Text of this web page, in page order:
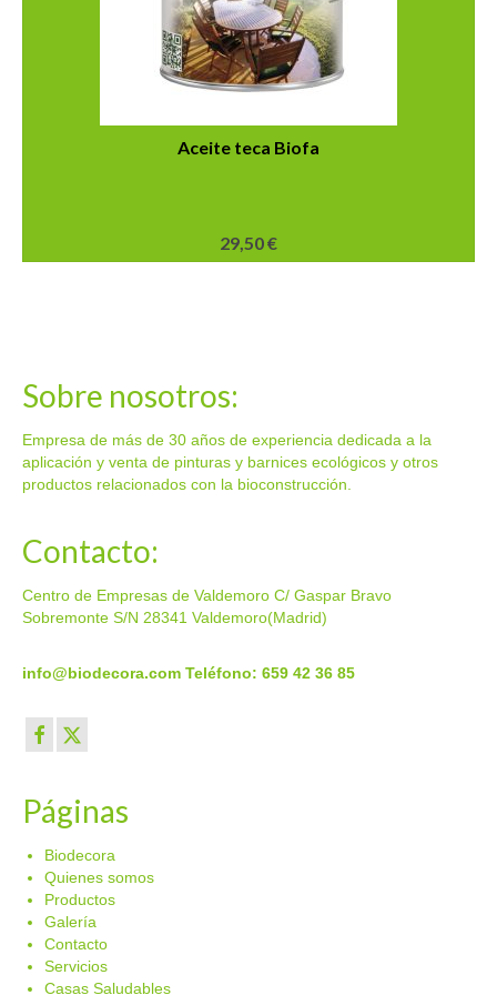
elegir
en
la
página
producto
Aceite teca Biofa
29,50€
pueden
elegir
en
Sobre nosotros:
Empresa de más de 30 años de experiencia dedicada a la
aplicación y venta de pinturas y barnices ecológicos y otros
productos relacionados con la bioconstrucción.
Contacto:
Centro de Empresas de Valdemoro C/ Gaspar Bravo
Sobremonte S/N 28341 Valdemoro(Madrid)
info@biodecora.com Teléfono: 659 42 36 85
Páginas
Biodecora
Quienes somos
Productos
Galería
Contacto
Servicios
Casas Saludables